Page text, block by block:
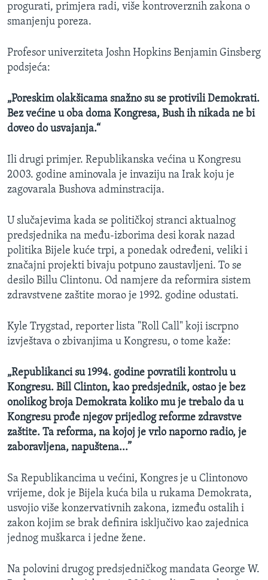
progurati, primjera radi, više kontroverznih zakona o
smanjenju poreza.
Profesor univerziteta Joshn Hopkins Benjamin Ginsberg
podsjeća:
„Poreskim olakšicama snažno su se protivili Demokrati.
Bez većine u oba doma Kongresa, Bush ih nikada ne bi
doveo do usvajanja.“
Ili drugi primjer. Republikanska većina u Kongresu
2003. godine aminovala je invaziju na Irak koju je
zagovarala Bushova adminstracija.
U slučajevima kada se političkoj stranci aktualnog
predsjednika na među-izborima desi korak nazad
politika Bijele kuće trpi, a ponedak određeni, veliki i
značajni projekti bivaju potpuno zaustavljeni. To se
desilo Billu Clintonu. Od namjere da reformira sistem
zdravstvene zaštite morao je 1992. godine odustati.
Kyle Trygstad, reporter lista "Roll Call" koji iscrpno
izvještava o zbivanjima u Kongresu, o tome kaže:
„Republikanci su 1994. godine povratili kontrolu u
Kongresu. Bill Clinton, kao predsjednik, ostao je bez
onolikog broja Demokrata koliko mu je trebalo da u
Kongresu prođe njegov prijedlog reforme zdravstve
zaštite. Ta reforma, na kojoj je vrlo naporno radio, je
zaboravljena, napuštena...”
Sa Republikancima u većini, Kongres je u Clintonovo
vrijeme, dok je Bijela kuća bila u rukama Demokrata,
usvojio više konzervativnih zakona, između ostalih i
zakon kojim se brak definira isključivo kao zajednica
jednog muškarca i jedne žene.
Na polovini drugog predsjedničkog mandata George W.